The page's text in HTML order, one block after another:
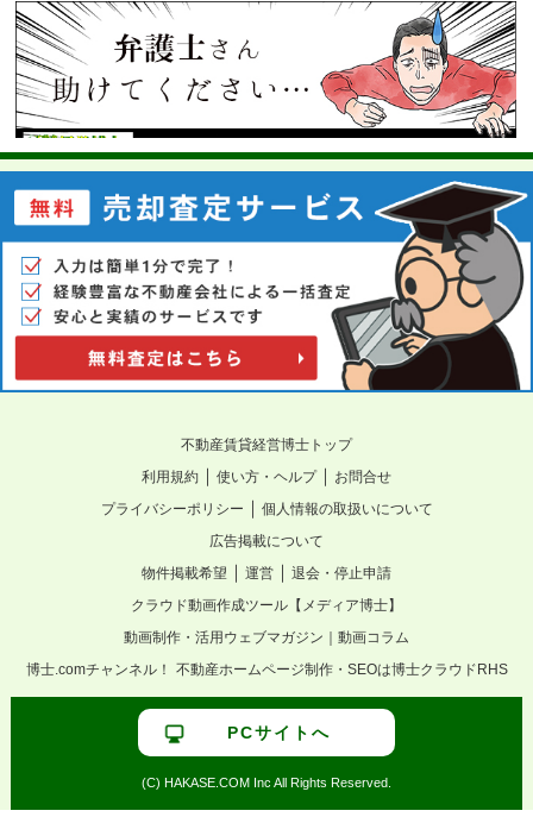
不動産賃貸経営博士トップ
利用規約 ｜ 使い方・ヘルプ｜ お問合せ
プライバシーポリシー ｜ 個人情報の取扱いについて
広告掲載について
物件掲載希望 ｜ 運営 ｜ 退会・停止申請
クラウド動画作成ツール【メディア博士】
動画制作・活用ウェブマガジン｜動画コラム
博士.comチャンネル！
不動産ホームページ制作・SEOは博士クラウドRHS
PCサイトへ
(C) HAKASE.COM Inc All Rights Reserved.